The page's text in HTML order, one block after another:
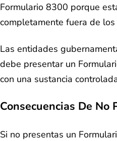
Formulario 8300 porque
completamente fuera de
Las entidades
debe presentar un
con una sustancia
Consecuencias De
Si no presentas un